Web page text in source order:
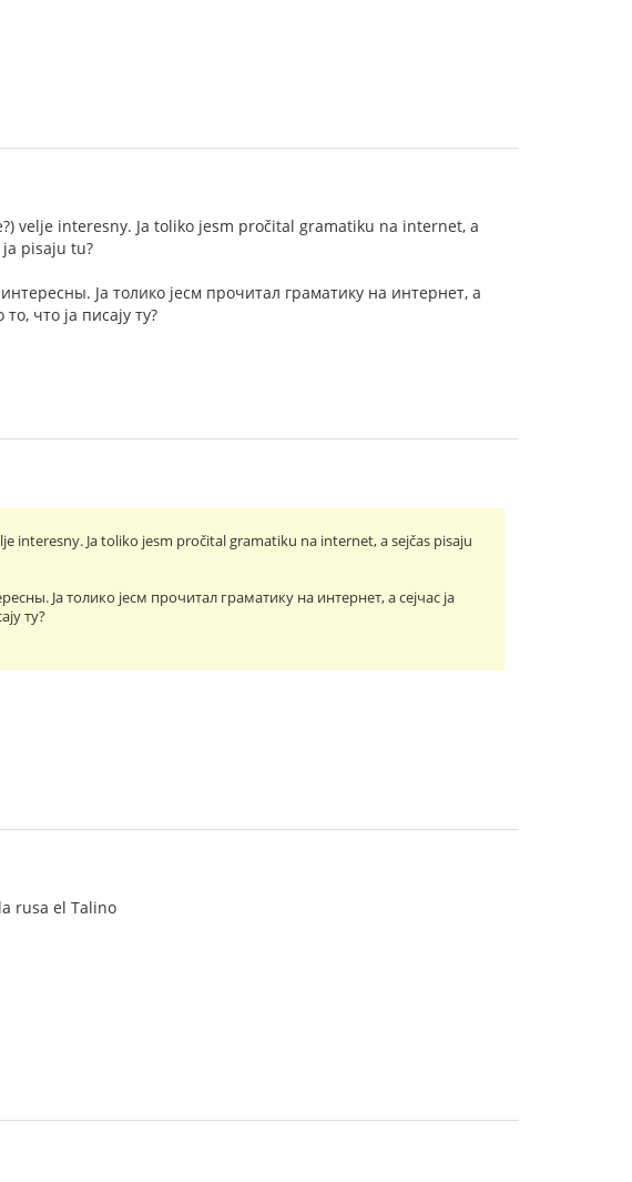
velje interesny. Ja toliko jesm pročital gramatiku na internet, a
pisaju tu?
Jа толико jесм прочитал граматику на интернет, а
что jа писаjу ту?
interesny. Ja toliko jesm pročital gramatiku na internet, a sejčas pisaju
Jа толико jесм прочитал граматику на интернет, а сеjчас jа
ту?
rusa el Talino